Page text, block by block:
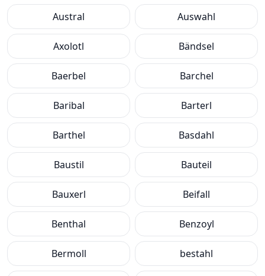
Austral Auswahl
Axolotl Bändsel
Baerbel Barchel
Baribal Barterl
Barthel Basdahl
Baustil Bauteil
Bauxerl Beifall
Benthal Benzoyl
Bermoll bestahl